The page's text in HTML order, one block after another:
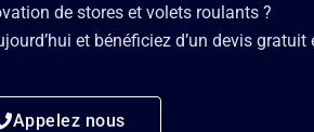
de stores et volets roulants ?
et bénéficiez d’un devis gratuit
Appelez nous